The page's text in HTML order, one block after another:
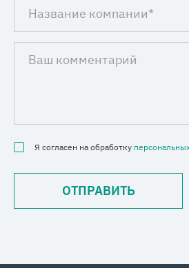
Я согласен на обработку